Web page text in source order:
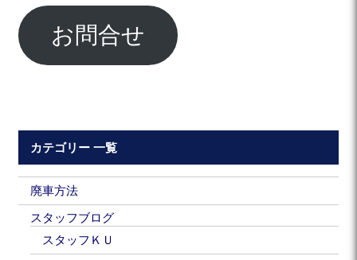
お問合せ
カテゴリー 一覧
廃車方法
スタッフブログ
スタッフＫＵ